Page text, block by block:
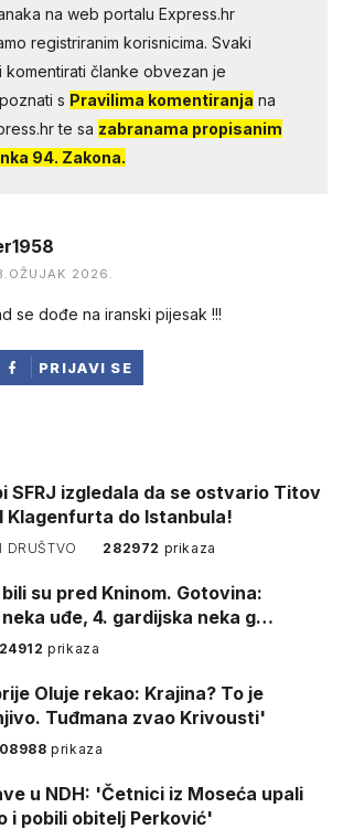
na web portalu Express.hr
registriranim korisnicima. Svaki
komentirati članke obvezan je
s Pravilima komentiranja na
te sa zabranama propisanim
94. Zakona.
2026.
se dođe na iranski pijesak !!!
PRIJAVI SE
SFRJ izgledala da se ostvario Titov
Klagenfurta do Istanbula!
DRUŠTVO 282972 prikaza
Gotovina:
uđe, 4. gardijska neka g…
prikaza
Oluje rekao: Krajina? To je
Tuđmana zvao Krivousti'
prikaza
u NDH: 'Četnici iz Moseća upali
i pobili obitelj Perković'